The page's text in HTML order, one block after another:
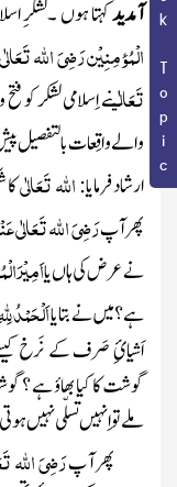
Book Topic آمدیدکہتا ہوں ۔لشکرِ
الْمُؤمِنِیْنرَضِیَ اللہ
تَعَالٰینے اِسلامی لشکر
والے واقِعات
ارشاد فرمایا :اللہتَعَالٰی
پھر آپرَضِیَ اللہ تَعَالٰی
نے عرض کی ہاں یااَمِیْرَ
ہے؟میں نے بتایا
اَشیائِ صَرف کے نَرخ
گوشت کا کیا بھاؤ ہے
ملے تو اِنہیں تسلّی نہیں
پھر آ پرَضِیَ اللہ